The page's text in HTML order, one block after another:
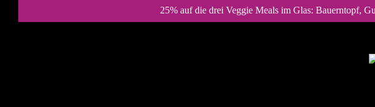
25% auf die drei Veggie Meals im Glas: Bauerntopf,